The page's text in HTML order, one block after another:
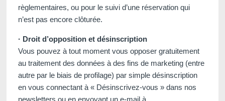
règlementaires, ou pour le suivi d’une réservation qui
n’est pas encore clôturée.
· Droit d’opposition et désinscription
Vous pouvez à tout moment vous opposer gratuitement
au traitement des données à des fins de marketing (entre
autre par le biais de profilage) par simple désinscription
en vous connectant à « Désinscrivez-vous » dans nos
newsletters ou en envoyant un e-mail à